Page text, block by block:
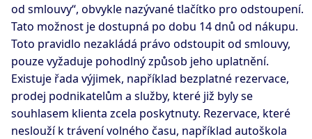
od smlouvy“, obvykle nazývané tlačítko pro odstoupení.
Tato možnost je dostupná po dobu 14 dnů od nákupu.
Toto pravidlo nezakládá právo odstoupit od smlouvy,
pouze vyžaduje pohodlný způsob jeho uplatnění.
Existuje řada výjimek, například bezplatné rezervace,
prodej podnikatelům a služby, které již byly se
souhlasem klienta zcela poskytnuty. Rezervace, které
neslouží k trávení volného času, například autoškola